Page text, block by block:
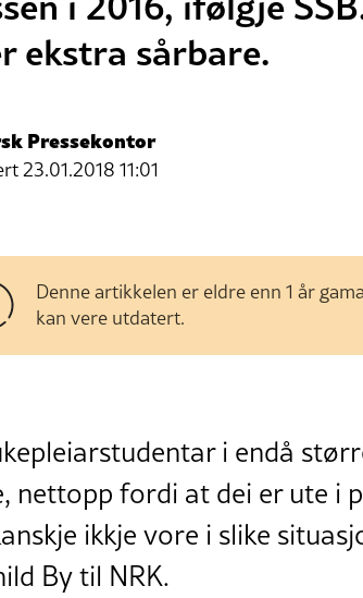
ekstra sårbare.
Pressekontor
23.01.2018 11:01
Denne artikkelen er eldre enn 1 år
kan vere utdatert.
i endå
nettopp fordi at dei er ute i
ikkje vore i slike
By til NRK.